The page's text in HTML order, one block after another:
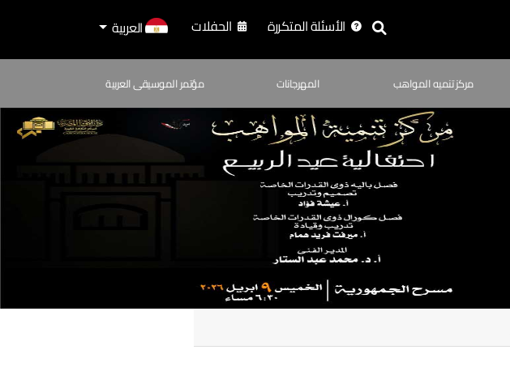
الأسئلة المتكررة الحفلات العربية
مركز تنميه المواهب المهرجانات مؤتمر الموسيقى العربية